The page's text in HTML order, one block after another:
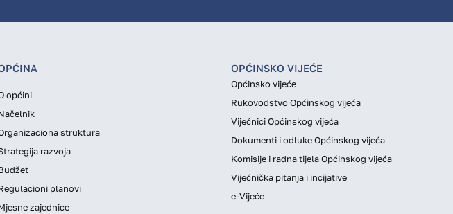
općini
struktura
razvoja
planovi
zajednice
OPĆINSKO VIJEĆE
Općinsko vijeće
Rukovodstvo Općinskog vijeća
Vijećnici Općinskog vijeća
Dokumenti i odluke Općinskog vijeća
Komisije i radna tijela Općinskog vijeća
Vijećnička pitanja i incijative
e-Vijeće